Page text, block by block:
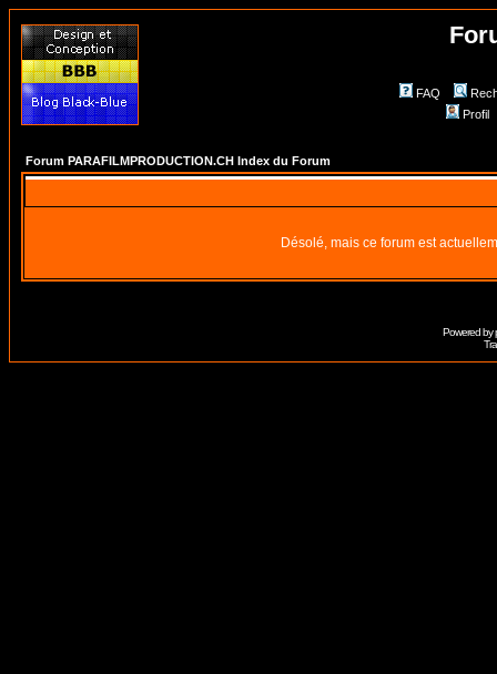
FAQ
Profil
Forum PARAFILMPRODUCTION.CH Index du Forum
Désolé, mais ce forum est
Powered by